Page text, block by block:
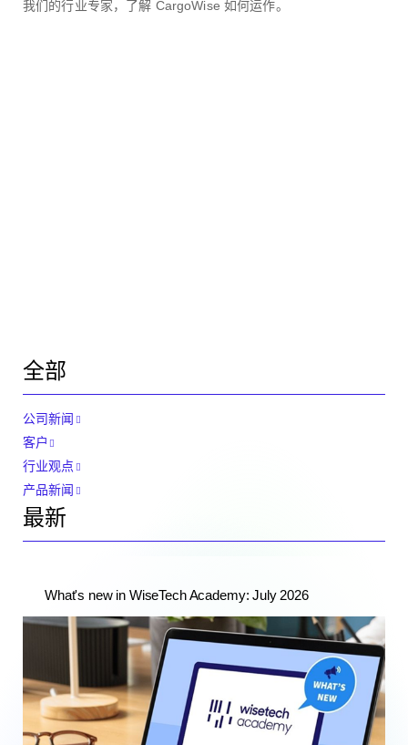
我们的行业专家，了解 CargoWise 如何运作。
全部
公司新闻
客户
行业观点
产品新闻
最新
What's new in WiseTech Academy: July 2026